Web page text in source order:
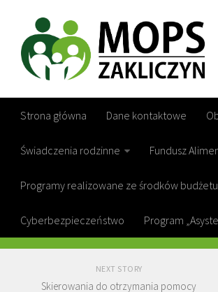
Strona główna Dane kontaktowe
Świadczenia rodzinne Fundusz
Programy realizowane ze środków
Cyberbezpieczeństwo Program
NEXT STORY
Skierowania do otrzymania pomocy